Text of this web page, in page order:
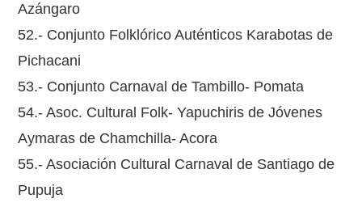
Azángaro
52.- Conjunto Folklórico Auténticos Karabotas de
Pichacani
53.- Conjunto Carnaval de Tambillo- Pomata
54.- Asoc. Cultural Folk- Yapuchiris de Jóvenes
Aymaras de Chamchilla- Acora
55.- Asociación Cultural Carnaval de Santiago de
Pupuja